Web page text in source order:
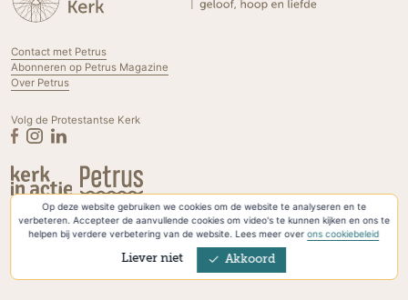
Op deze website gebruiken we cookies om de website te analyseren en te
verbeteren. Accepteer de aanvullende cookies om video's te kunnen kijken en ons te
helpen bij verdere verbetering van de website. Lees meer overons cookiebeleid
Liever niet Akkoord
Contact met Petrus
Abonneren op Petrus Magazine
Over Petrus
Volg de Protestantse Kerk
Privacyverklaring & Cookies